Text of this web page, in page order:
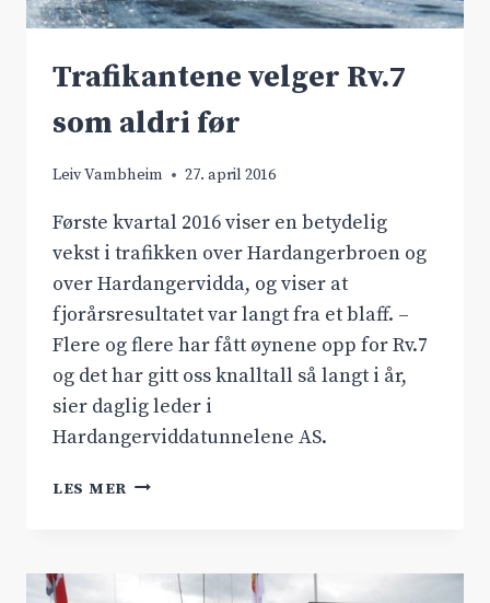
Trafikantene velger Rv.7
som aldri før
Leiv Vambheim 27. april 2016
Første kvartal 2016 viser en betydelig
vekst i trafikken over Hardangerbroen og
over Hardangervidda, og viser at
fjorårsresultatet var langt fra et blaff. –
Flere og flere har fått øynene opp for Rv.7
og det har gitt oss knalltall så langt i år,
sier daglig leder i
Hardangerviddatunnelene AS.
LES MER TRAFIKANTENE
ALDRI